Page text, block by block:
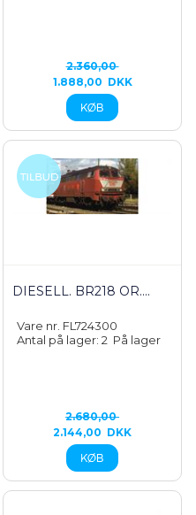
2.360,00
1.888,00 DKK
DIESELL. BR218 OR....
Vare nr. FL724300
Antal på lager: 2 På lager
2.680,00
2.144,00 DKK